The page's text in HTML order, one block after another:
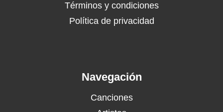
Términos y condiciones
Política de privacidad
Navegación
Canciones